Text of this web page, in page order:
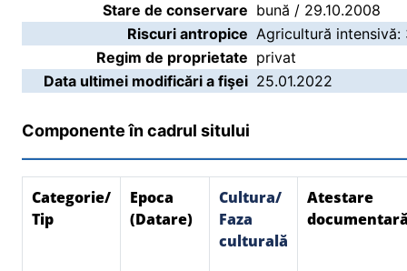
Stare de conservare bună / 29.10.2008
Riscuri antropice Agricultură intensivă:
Regim de proprietate privat
Data ultimei modificări a fişei 25.01.2022
Componente în cadrul sitului
Categorie/
Tip
Epoca
(Datare)
Cultura/
Faza
culturală
Atestare